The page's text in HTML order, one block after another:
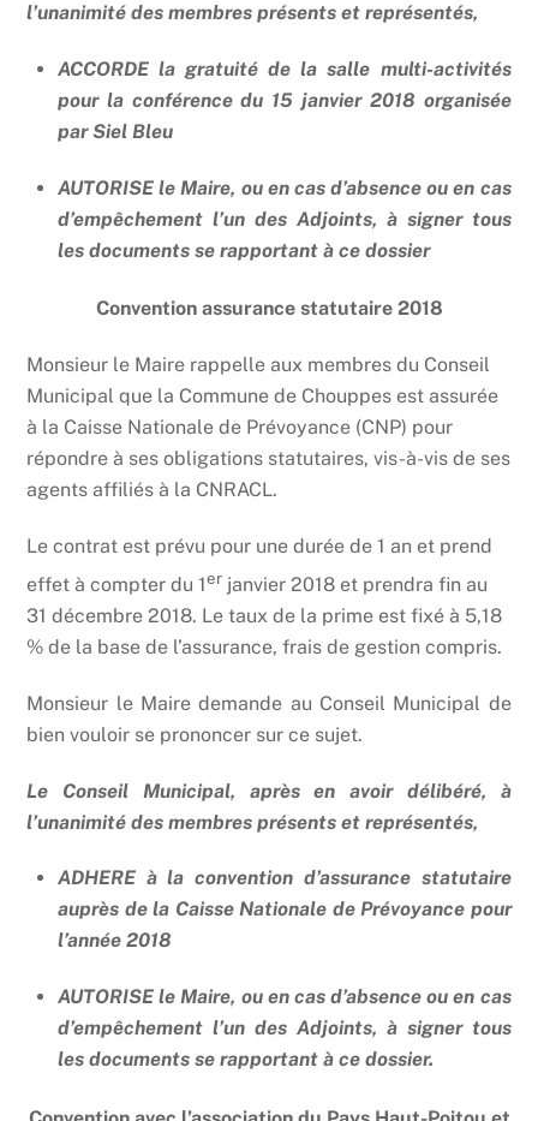
l’unanimité des membres présents et représentés,
ACCORDE la gratuité de la salle multi-activités
pour la conférence du 15 janvier 2018 organisée
par Siel Bleu
AUTORISE le Maire, ou en cas d’absence ou en cas
d’empêchement l’un des Adjoints, à signer tous
les documents se rapportant à ce dossier
Convention assurance statutaire 2018
Monsieur le Maire rappelle aux membres du Conseil
Municipal que la Commune de Chouppes est assurée
à la Caisse Nationale de Prévoyance (CNP) pour
répondre à ses obligations statutaires, vis-à-vis de ses
agents affiliés à la CNRACL.
Le contrat est prévu pour une durée de 1 an et prend
effet à compter du 1er janvier 2018 et prendra fin au
31 décembre 2018. Le taux de la prime est fixé à 5,18
% de la base de l’assurance, frais de gestion compris.
Monsieur le Maire demande au Conseil Municipal de
bien vouloir se prononcer sur ce sujet.
Le Conseil Municipal, après en avoir délibéré, à
l’unanimité des membres présents et représentés,
ADHERE à la convention d’assurance statutaire
auprès de la Caisse Nationale de Prévoyance pour
l’année 2018
AUTORISE le Maire, ou en cas d’absence ou en cas
d’empêchement l’un des Adjoints, à signer tous
les documents se rapportant à ce dossier.